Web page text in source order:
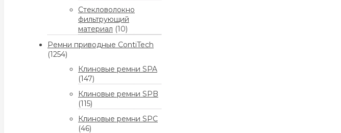
Стекловолокно
фильтрующий
материал (10)
Ремни приводные ContiTech
(1254)
Клиновые ремни SPA
(147)
Клиновые ремни SPB
(115)
Клиновые ремни SPC
(46)